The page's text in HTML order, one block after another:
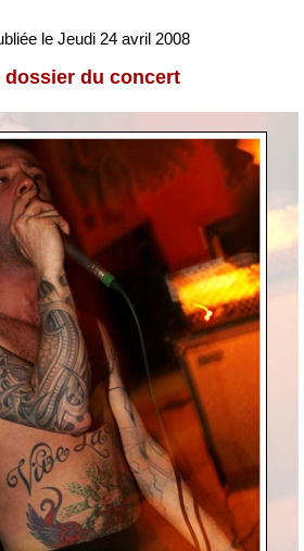
le Jeudi 24 avril 2008
dossier du concert